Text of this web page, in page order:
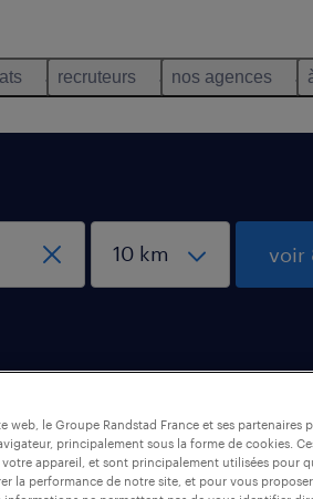
recruteurs nos agences
voir
web, le Groupe Randstad France et ses partenaires
principalement sous la forme de cookies.
appareil, et sont principalement utilisées pour
la performance de notre site, et pour vous